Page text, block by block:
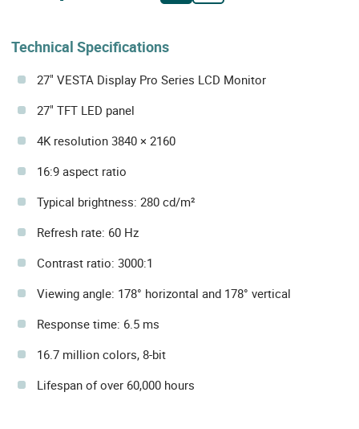
Technical Specifications
27" VESTA Display Pro Series LCD Monitor
27" TFT LED panel
4K resolution 3840 × 2160
16:9 aspect ratio
Typical brightness: 280 cd/m²
Refresh rate: 60 Hz
Contrast ratio: 3000:1
Viewing angle: 178° horizontal and 178° vertical
Response time: 6.5 ms
16.7 million colors, 8-bit
Lifespan of over 60,000 hours